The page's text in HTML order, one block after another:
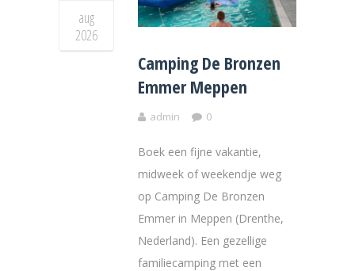
aug
2026
Camping De Bronzen
Emmer Meppen
admin 0
Boek een fijne vakantie,
midweek of weekendje weg
op Camping De Bronzen
Emmer in Meppen (Drenthe,
Nederland). Een gezellige
familiecamping met een